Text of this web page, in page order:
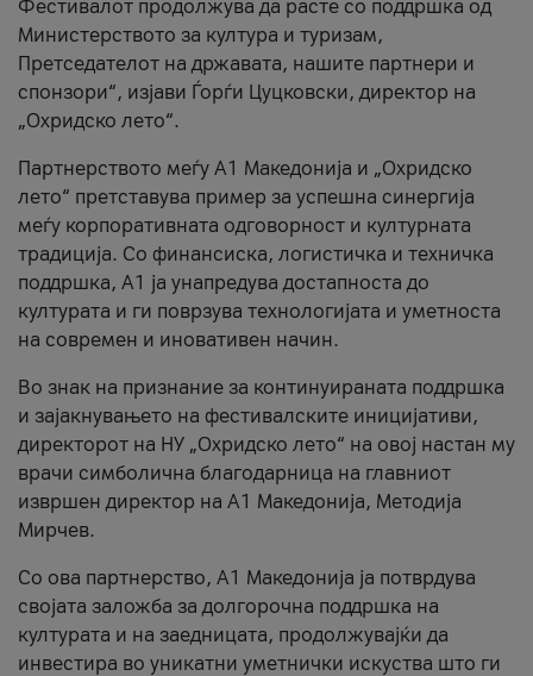
Фестивалот продолжува да расте со поддршка од
Министерството за култура и туризам,
Претседателот на државата, нашите партнери и
спонзори“, изјави Ѓорѓи Цуцковски, директор на
„Охридско лето“.
Партнерството меѓу A1 Македонија и „Охридско
лето“ претставува пример за успешна синергија
меѓу корпоративната одговорност и културната
традиција. Со финансиска, логистичка и техничка
поддршка, A1 ја унапредува достапноста до
културата и ги поврзува технологијата и уметноста
на современ и иновативен начин.
Во знак на признание за континуираната поддршка
и зајакнувањето на фестивалските иницијативи,
директорот на НУ „Охридско лето“ на овој настан му
врачи симболична благодарница на главниот
извршен директор на A1 Македонија, Методија
Мирчев.
Со ова партнерство, A1 Македонија ја потврдува
својата заложба за долгорочна поддршка на
културата и на заедницата, продолжувајќи да
инвестира во уникатни уметнички искуства што ги